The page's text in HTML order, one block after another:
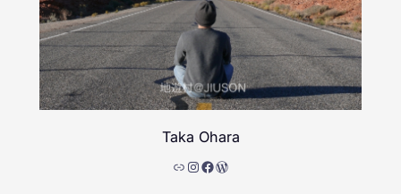
Taka Ohara
リンク Instagram Facebook WordPress